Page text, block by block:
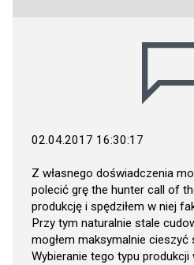
02.04.2017 16:30:17
Z własnego doświadczenia
polecić grę the hunter call of
produkcję i spędziłem w niej
Przy tym naturalnie stale
mogłem maksymalnie cieszyć
Wybieranie tego typu